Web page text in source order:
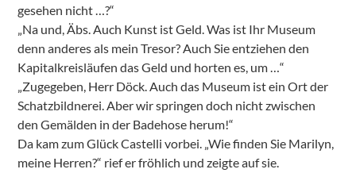
gesehen nicht …?“
„Na und, Äbs. Auch Kunst ist Geld. Was ist Ihr Museum
denn anderes als mein Tresor? Auch Sie entziehen den
Kapitalkreisläufen das Geld und horten es, um …“
„Zugegeben, Herr Döck. Auch das Museum ist ein Ort der
Schatzbildnerei. Aber wir springen doch nicht zwischen
den Gemälden in der Badehose herum!“
Da kam zum Glück Castelli vorbei. „Wie finden Sie Marilyn,
meine Herren?“ rief er fröhlich und zeigte auf sie.